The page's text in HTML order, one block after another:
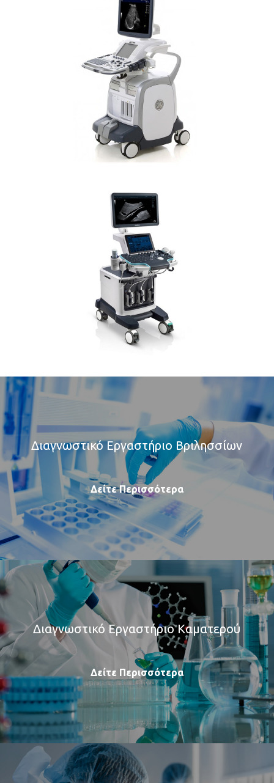
Διαγνωστικό Εργαστήριο Βριλησσίων
Δείτε Περισσότερα
Διαγνωστικό Εργαστήριο Καματερού
Δείτε Περισσότερα